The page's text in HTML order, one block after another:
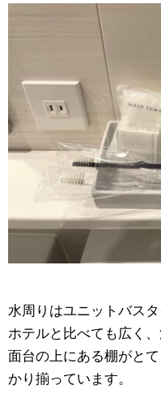
水周りはユニットバス
ホテルと比べても広く
面台の上にある棚がと
かり揃っています。